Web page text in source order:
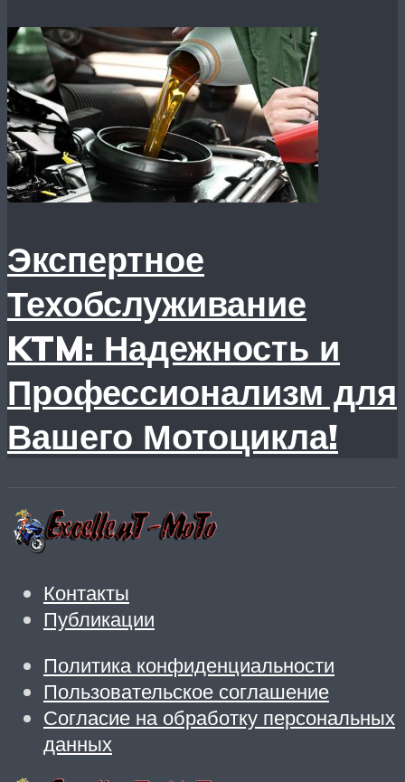
Экспертное
Техобслуживание
KTM: Надежность и
Профессионализм для
Вашего Мотоцикла!
Контакты
Публикации
Политика конфиденциальности
Пользовательское соглашение
Согласие на обработку персональных
данных